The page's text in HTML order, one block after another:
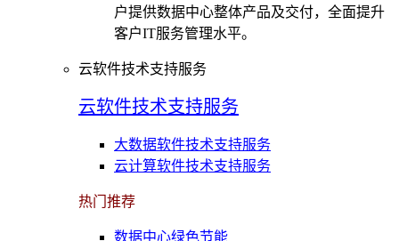
户提供数据中心整体产品及交付，全面提升
客户IT服务管理水平。
云软件技术支持服务
云软件技术支持服务
大数据软件技术支持服务
云计算软件技术支持服务
热门推荐
数据中心绿色节能